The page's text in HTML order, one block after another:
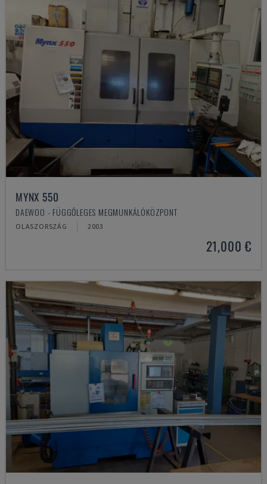
MYNX 550
DAEWOO - FÜGGŐLEGES MEGMUNKÁLÓKÖZPONT
OLASZORSZÁG 2003
21,000 €